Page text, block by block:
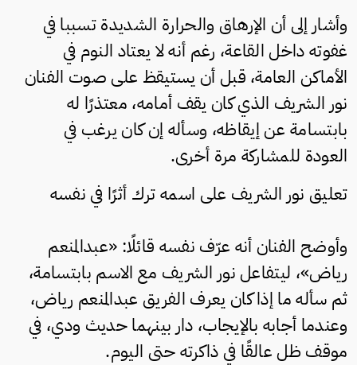
وأشار إلى أن الإرهاق والحرارة الشديدة تسببا في
غفوته داخل القاعة، رغم أنه لا يعتاد النوم في
الأماكن العامة، قبل أن يستيقظ على صوت الفنان
نور الشريف الذي كان يقف أمامه، معتذرًا له
بابتسامة عن إيقاظه، وسأله إن كان يرغب في
العودة للمشاركة مرة أخرى.
تعليق نور الشريف على اسمه ترك أثرًا في نفسه
وأوضح الفنان أنه عرّف نفسه قائلًا: «عبدالمنعم
رياض»، ليتفاعل نور الشريف مع الاسم بابتسامة،
ثم سأله ما إذا كان يعرف الفريق عبدالمنعم رياض،
وعندما أجابه بالإيجاب، دار بينهما حديث ودي، في
موقف ظل عالقًا في ذاكرته حتى اليوم.